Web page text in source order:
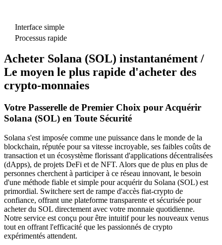
Interface simple
Processus rapide
Acheter Solana (SOL) instantanément /
Le moyen le plus rapide d'acheter des
crypto-monnaies
Votre Passerelle de Premier Choix pour Acquérir
Solana (SOL) en Toute Sécurité
Solana s'est imposée comme une puissance dans le monde de la
blockchain, réputée pour sa vitesse incroyable, ses faibles coûts de
transaction et un écosystème florissant d'applications décentralisées
(dApps), de projets DeFi et de NFT. Alors que de plus en plus de
personnes cherchent à participer à ce réseau innovant, le besoin
d'une méthode fiable et simple pour acquérir du Solana (SOL) est
primordial. Switchere sert de rampe d'accès fiat-crypto de
confiance, offrant une plateforme transparente et sécurisée pour
acheter du SOL directement avec votre monnaie quotidienne.
Notre service est conçu pour être intuitif pour les nouveaux venus
tout en offrant l'efficacité que les passionnés de crypto
expérimentés attendent.